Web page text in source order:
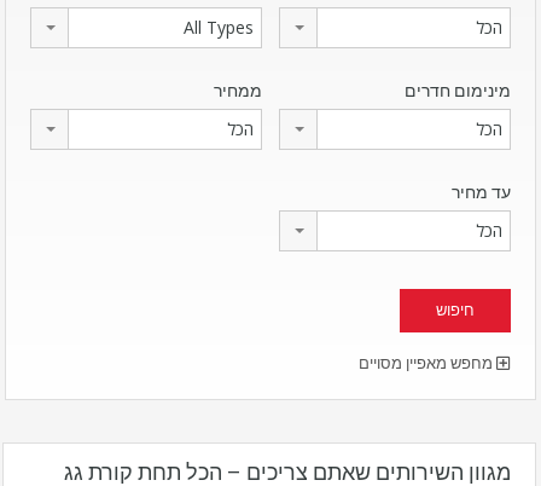
הכל All Types
מינימום חדרים
הכל
ממחיר
הכל
עד מחיר
הכל
מחפש מאפיין מסויים
מגוון השירותים שאתם צריכים – הכל תחת קורת גג